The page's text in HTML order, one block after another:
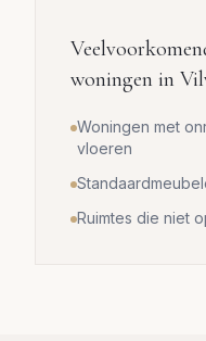
woningen in
Woningen met
vloeren
Ruimtes die niet